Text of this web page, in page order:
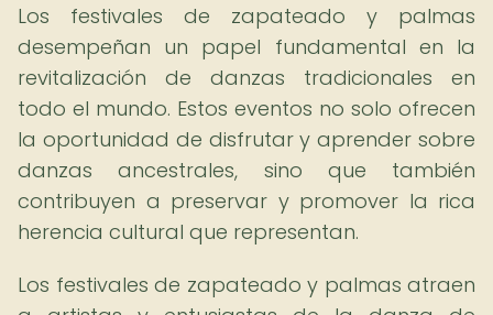
Los festivales de zapateado y palmas
desempeñan un papel fundamental en la
revitalización de danzas tradicionales en
todo el mundo. Estos eventos no solo ofrecen
la oportunidad de disfrutar y aprender sobre
danzas ancestrales, sino que también
contribuyen a preservar y promover la rica
herencia cultural que representan.
Los festivales de zapateado y palmas atraen